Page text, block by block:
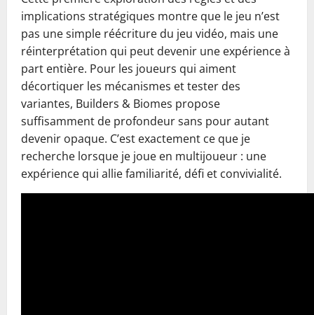
implications stratégiques montre que le jeu n’est
pas une simple réécriture du jeu vidéo, mais une
réinterprétation qui peut devenir une expérience à
part entière. Pour les joueurs qui aiment
décortiquer les mécanismes et tester des
variantes, Builders & Biomes propose
suffisamment de profondeur sans pour autant
devenir opaque. C’est exactement ce que je
recherche lorsque je joue en multijoueur : une
expérience qui allie familiarité, défi et convivialité.